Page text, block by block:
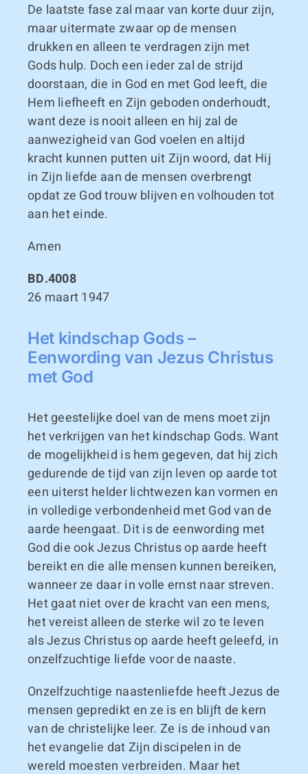
De laatste fase zal maar van korte duur zijn,
maar uitermate zwaar op de mensen
drukken en alleen te verdragen zijn met
Gods hulp. Doch een ieder zal de strijd
doorstaan, die in God en met God leeft, die
Hem liefheeft en Zijn geboden onderhoudt,
want deze is nooit alleen en hij zal de
aanwezigheid van God voelen en altijd
kracht kunnen putten uit Zijn woord, dat Hij
in Zijn liefde aan de mensen overbrengt
opdat ze God trouw blijven en volhouden tot
aan het einde.
Amen
BD.4008
26 maart 1947
Het kindschap Gods –
Eenwording van Jezus Christus
met God
Het geestelijke doel van de mens moet zijn
het verkrijgen van het kindschap Gods. Want
de mogelijkheid is hem gegeven, dat hij zich
gedurende de tijd van zijn leven op aarde tot
een uiterst helder lichtwezen kan vormen en
in volledige verbondenheid met God van de
aarde heengaat. Dit is de eenwording met
God die ook Jezus Christus op aarde heeft
bereikt en die alle mensen kunnen bereiken,
wanneer ze daar in volle ernst naar streven.
Het gaat niet over de kracht van een mens,
het vereist alleen de sterke wil zo te leven
als Jezus Christus op aarde heeft geleefd, in
onzelfzuchtige liefde voor de naaste.
Onzelfzuchtige naastenliefde heeft Jezus de
mensen gepredikt en ze is en blijft de kern
van de christelijke leer. Ze is de inhoud van
het evangelie dat Zijn discipelen in de
wereld moesten verbreiden. Maar het